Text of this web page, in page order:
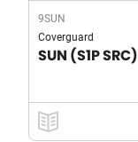
9SUN
Coverguard
SUN (S1P SRC)